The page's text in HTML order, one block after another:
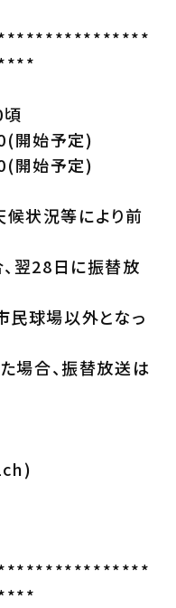
開始予定)
開始予定)
状況等により前
翌28日に振替放
球場以外となっ
場合、振替放送は